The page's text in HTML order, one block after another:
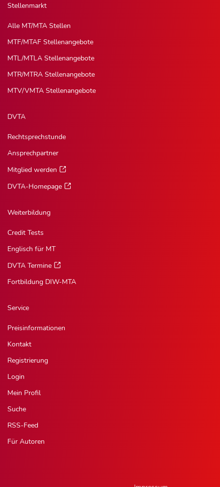
Stellenmarkt
Alle MT/MTA Stellen
MTF/MTAF Stellenangebote
MTL/MTLA Stellenangebote
MTR/MTRA Stellenangebote
MTV/VMTA Stellenangebote
DVTA
Rechtsprechstunde
Ansprechpartner
Mitglied werden
DVTA-Homepage
Weiterbildung
Credit Tests
Englisch für MT
DVTA Termine
Fortbildung DIW-MTA
Service
Preisinformationen
Kontakt
Registrierung
Login
Mein Profil
Suche
RSS-Feed
Für Autoren